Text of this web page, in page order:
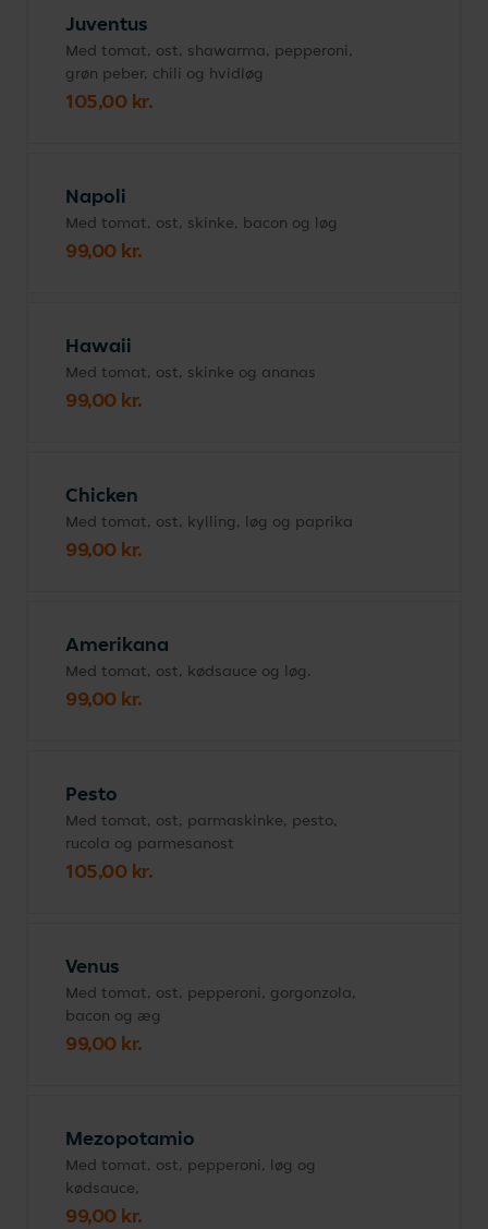
Juventus
Med tomat, ost, shawarma, pepperoni,
grøn peber, chili og hvidløg
105,00 kr.
Napoli
Med tomat, ost, skinke, bacon og løg
99,00 kr.
Hawaii
Med tomat, ost, skinke og ananas
99,00 kr.
Chicken
Med tomat, ost, kylling, løg og paprika
99,00 kr.
Amerikana
Med tomat, ost, kødsauce og løg.
99,00 kr.
Pesto
Med tomat, ost, parmaskinke, pesto,
rucola og parmesanost
105,00 kr.
Venus
Med tomat, ost, pepperoni, gorgonzola,
bacon og æg
99,00 kr.
Mezopotamio
Med tomat, ost, pepperoni, løg og
kødsauce,
99,00 kr.